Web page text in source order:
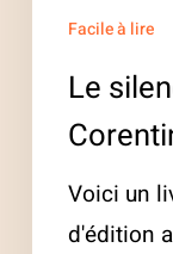
Facile à lire
Le
Voici un
d'édition